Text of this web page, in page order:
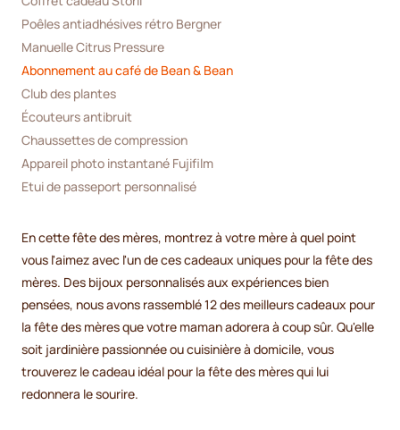
Poêles antiadhésives rétro Bergner
Manuelle Citrus Pressure
Abonnement au café de Bean & Bean
Club des plantes
Écouteurs antibruit
Chaussettes de compression
Appareil photo instantané Fujifilm
Etui de passeport personnalisé
En cette fête des mères, montrez à votre mère à quel point
vous l'aimez avec l'un de ces cadeaux uniques pour la fête des
mères. Des bijoux personnalisés aux expériences bien
pensées, nous avons rassemblé 12 des meilleurs cadeaux pour
la fête des mères que votre maman adorera à coup sûr. Qu'elle
soit jardinière passionnée ou cuisinière à domicile, vous
trouverez le cadeau idéal pour la fête des mères qui lui
redonnera le sourire.